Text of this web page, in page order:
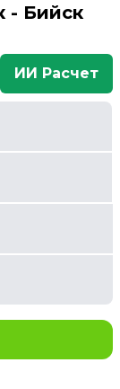
- Бийск
ИИ Расчет